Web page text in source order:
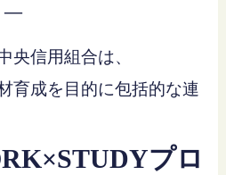
―
央信用組合は、
育成を目的に包括的な連
プロ